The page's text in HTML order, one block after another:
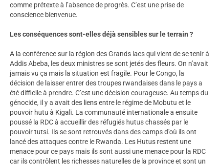
comme prétexte à l’absence de progrès. C’est une prise de
conscience bienvenue.
Les conséquences sont-elles déjà sensibles sur le terrain ?
A la conférence sur la région des Grands lacs qui vient de se tenir à
Addis Abeba, les deux ministres se sont jetés des fleurs. On n’avait
jamais vu ça mais la situation est fragile. Pour le Congo, la
décision de laisser entrer des troupes rwandaises dans le pays a
été difficile à prendre. C’est une décision courageuse. Au temps du
génocide, il y a avait des liens entre le régime de Mobutu et le
pouvoir hutu à Kigali. La communauté internationale a ensuite
poussé la RDC à accueillir des réfugiés hutus chassés par le
pouvoir tutsi. Ils se sont retrouvés dans des camps d’où ils ont
lancé des attaques contre le Rwanda. Les Hutus restent une
menace pour ce pays mais ils sont aussi une menace pour la RDC
car ils contrôlent les richesses naturelles de la province et sont un